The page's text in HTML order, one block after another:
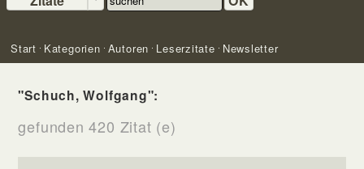
Start Kategorien Autoren Leserzitate Newsletter
"Schuch, Wolfgang":
gefunden 420 Zitat (e)